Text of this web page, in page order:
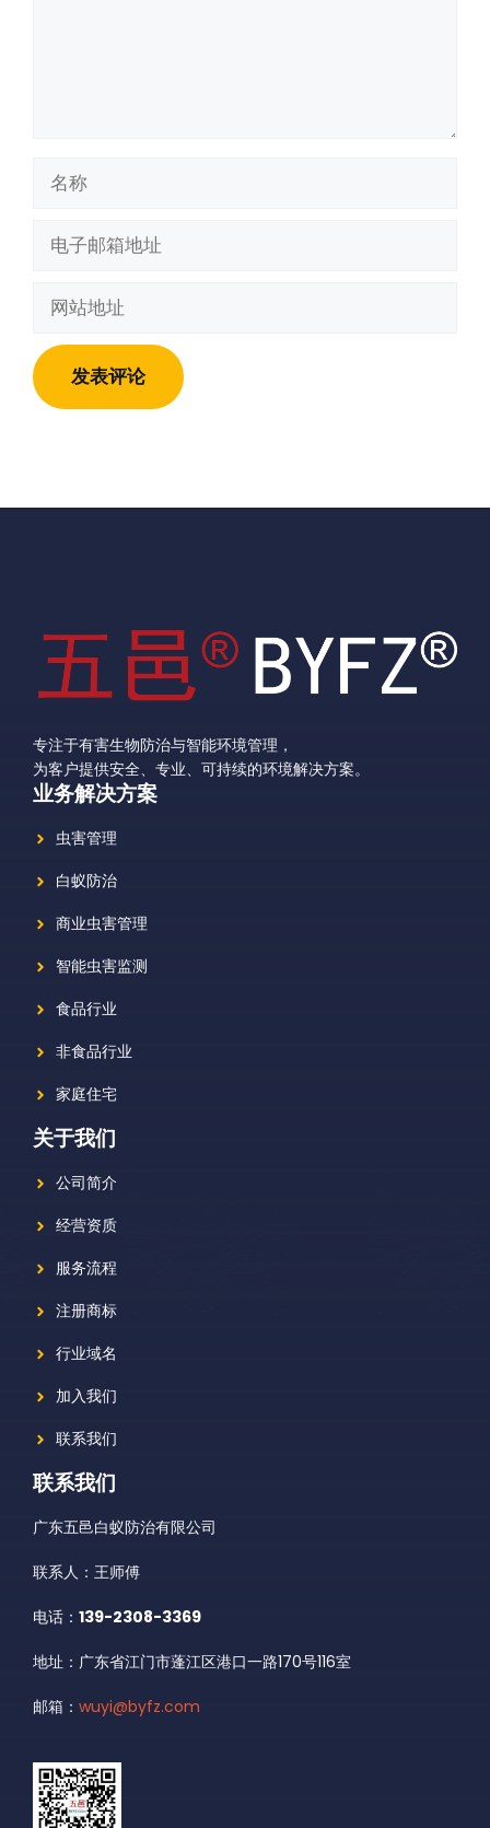
址
地
址
专注于有害生物防治与智能环境管理，
为客户提供安全、专业、可持续的环境解决方案。
业务解决方案
虫害管理
白蚁防治
商业虫害管理
智能虫害监测
食品行业
非食品行业
家庭住宅
关于我们
公司简介
经营资质
服务流程
注册商标
行业域名
加入我们
联系我们
联系我们
广东五邑白蚁防治有限公司
联系人：王师傅
电话： 139-2308-3369
地址：广东省江门市蓬江区港口一路170号116室
邮箱： wuyi@byfz.com